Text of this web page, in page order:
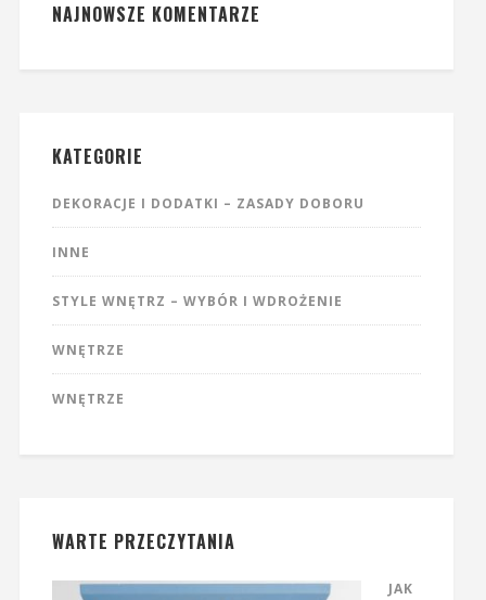
NAJNOWSZE KOMENTARZE
KATEGORIE
DEKORACJE I DODATKI – ZASADY DOBORU
INNE
STYLE WNĘTRZ – WYBÓR I WDROŻENIE
WNĘTRZE
WNĘTRZE
WARTE PRZECZYTANIA
JAK